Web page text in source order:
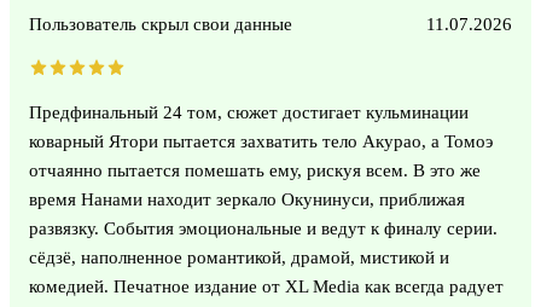
Пользователь скрыл свои данные 11.07.2026
Предфинальный 24 том, сюжет достигает кульминации
коварный Ятори пытается захватить тело Акурао, а Томоэ
отчаянно пытается помешать ему, рискуя всем. В это же
время Нанами находит зеркало Окунинуси, приближая
развязку. События эмоциональные и ведут к финалу серии.
сёдзё, наполненное романтикой, драмой, мистикой и
комедией. Печатное издание от XL Media как всегда радует